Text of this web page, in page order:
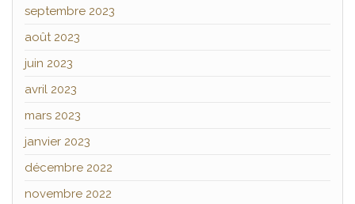
septembre 2023
août 2023
juin 2023
avril 2023
mars 2023
janvier 2023
décembre 2022
novembre 2022